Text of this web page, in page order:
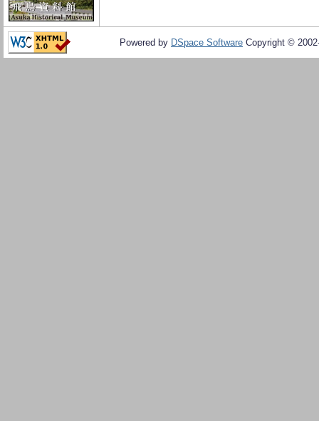
Powered by DSpace Software Copyright ©